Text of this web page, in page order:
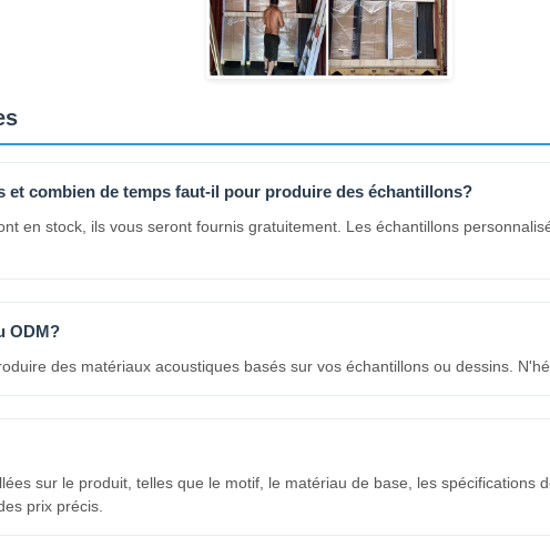
combien de temps faut-il pour produire des échantillons?
en stock, ils vous seront fournis gratuitement. Les échantillons
ODM?
des matériaux acoustiques basés sur vos échantillons ou dessins.
sur le produit, telles que le motif, le matériau de base, les spécifications
prix précis.